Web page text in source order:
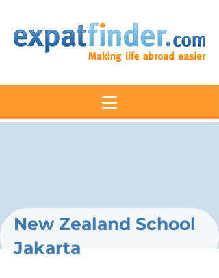
New Zealand School
Jakarta